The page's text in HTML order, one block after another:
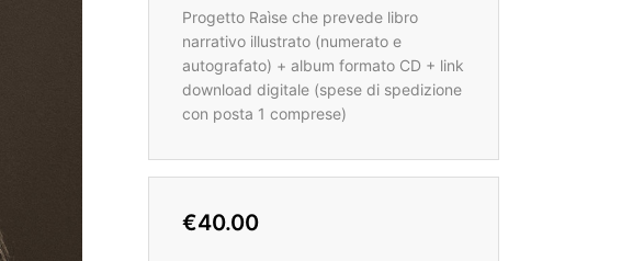
Progetto Raìse che prevede libro
narrativo illustrato (numerato e
autografato) + album formato CD + link
download digitale (spese di spedizione
con posta 1 comprese)
€40.00